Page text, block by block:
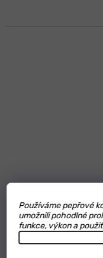
Používáme pepřové
umožnili pohodlné
funkce, výkon a